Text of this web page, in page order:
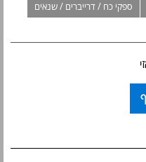
ספקי כח / דרייברים / שנאים